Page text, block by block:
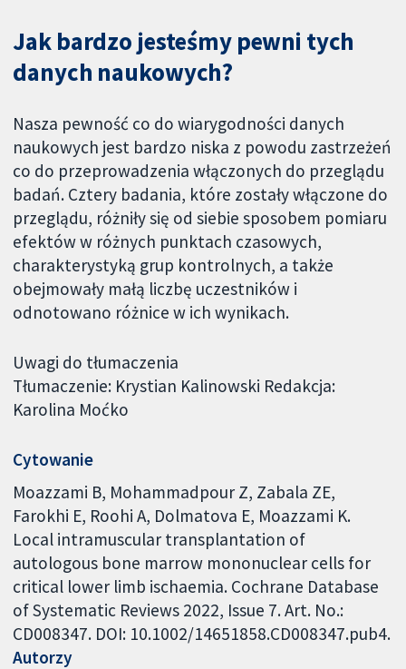
Jak bardzo jesteśmy pewni tych
danych naukowych?
Nasza pewność co do wiarygodności danych
naukowych jest bardzo niska z powodu zastrzeżeń
co do przeprowadzenia włączonych do przeglądu
badań. Cztery badania, które zostały włączone do
przeglądu, różniły się od siebie sposobem pomiaru
efektów w różnych punktach czasowych,
charakterystyką grup kontrolnych, a także
obejmowały małą liczbę uczestników i
odnotowano różnice w ich wynikach.
Uwagi do tłumaczenia
Tłumaczenie: Krystian Kalinowski Redakcja:
Karolina Moćko
Cytowanie
Moazzami B, Mohammadpour Z, Zabala ZE,
Farokhi E, Roohi A, Dolmatova E, Moazzami K.
Local intramuscular transplantation of
autologous bone marrow mononuclear cells for
critical lower limb ischaemia. Cochrane Database
of Systematic Reviews 2022, Issue 7. Art. No.:
CD008347. DOI: 10.1002/14651858.CD008347.pub4.
Autorzy